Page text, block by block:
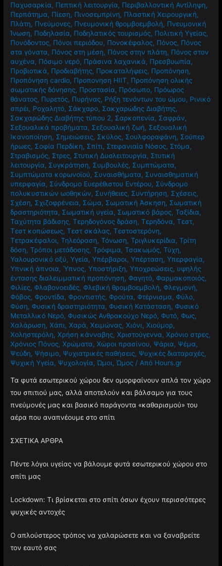
Παχυσαρκία, Πεπτική λειτουργία, Περιβαλλοντική Αντίληψη,
Περπάτημα, Πίεση, Πινοσεμπρίνη, Πλαστική Χειρουργική,
Πλάτη, Πνεύμονες, Πνευμονική θρομβοεμβολή, Πνευμονική
Ίνωση, Ποδηλασία, Ποδηλατικός τουρισμός, Πολιτική Υγείας,
Πονόδοντος, Πόνοι περιόδου, Πονοκέφαλος, Πόνος, Πόνος
στα γόνατα, Πόνος στη μέση, Πόνος στην πλάτη, Πόνος στον
αυχένα, Πόσιμο νερό, Πράσινα λαχανικά, Πρεσβυωπία,
Προβιοτικά, Προδιαβήτης, Προκαταλήψεις, Προπόνηση,
Προπόνηση cardio, Προπονηση HIIT, Προπόνηση ολικής
σωματικής δόνησης, Προστασία, Πρόσωπο, Πρόωρος
θάνατος, Πυρετός, Πυρήνας, Ρήξη τενόντων του ώμου, Ρινικό
σπρέι, Ροχαλητό, Σάκχαρο, Σακχαρώδης Διαβήτης,
Σακχαρώδης Διαβήτης τύπου 2, Σαρκοπενία, Σαφράν,
Σεξουαλικά προβήματα, Σεξουαλική ζωή, Σεξουαλική
Ικανοποίηση, Σημειώσεις, Σκύλος, Σουλφοραφάνη, Σούπερ
ήρωες, Σοφία Περδίκη, Σπίτι, Στεφανιαία Νόσος, Στόμα,
Στραβισμός, Στρες, Στυτική Δυσλειτουργία, Στυτική
λειτουργία, Συγκράτηση, Συμβουλές, Συμπτώματα,
Συμπτώματα κορωνοϊού, Συναισθήματα, Συναισθηματική
υπερφαγία, Σύνδρομο Ευερέθιστου Εντέρου, Σύνδρομο
πολυκυστικών ωοθηκών, Συνήθειες, Συντήρηση, Σχέσεις,
Σχέση, Σχιζοφρένεια, Σώμα, Σωματική Άσκηση, Σωματική
δραστηριότητα, Σωματική υγεία, Σωματικό βάρος,Ταξίδια,
Ταχύτητα βάδισης,Τερηδογόνος δράση,Τερηδόνα,Τεστ,
Τεστ κοπώσεως,Τεστ σκάλας,Τεστοστερόνη,
Τετρακέφαλοι,Τηλεόραση,Τόνωση,Τριγλυκερίδια,Τρίτη
δόση,Τρόποι μετάδοσης,Τρόφιμα,Τσακωμός,Τύχη,
Υαλουρονικό οξύ,Υγεία,Υπέρβαροι,Υπέρταση,Υπερφαγία,
Υπνική άπνοια,Ύπνος,Υποστήριξη,Υποχρεώσεις, υψηλής
έντασης διαλειμματική προπόνηση,Φαγητό,Φαρμακοποιός,
Φιλίες,Φλαβονοειδές,Φλεβική θρομβοεμβολή,Φλεγμονή,
Φόβος,Φροντίδα,Φροντιστής,Φρούτα,Φτέρνισμα,Φύλο,
Φύση,Φυσική δραστηριότητα,Φυσική Κατάσταση,Φυσικό
Μεταλλικό Νερό,Φυσικώς Ανθρακούχο Νερό,Φυτό,Φως,
Χαλάρωση,Χάπι,Χαρά,Χειμώνας,Χιόνι,Χιούμορ,
Χοληστερόλη,Χρήση κάνναβης,Χριστούγεννα,Χρόνιο στρες,
Χρόνιος Πόνος,Χρώματα,Χώροι πρασίνου, Ψάρια, Ψέμα,
Ψεύδη, Ψήσιμο, Ψυχιατρικές παθήσεις, Ψυχικές διαταραχές,
Ψυχική Υγεία, Ψυχολογία,Ώμοι,Ώμος / Από Hours.gr
Τα φυτά εσωτερικού χώρου δεν ομορφαίνουν απλά τον χώρο
του σπιτιού μας, αλλά αποτελούν και βάλσαμο για τους
πνεύμονές μας και βασικό παράγοντα «καθαρισμού» του
αέρα που αναπνέουμε στο σπίτι
ΣΧΕΤΙΚΑ ΑΡΘΡΑ
Πέντε λόγοι υγείας να βάλουμε φυτά εσωτερικού χώρου στο
σπίτι μας
Lockdown: Τι βρίσκεται στο σπίτι όσων έχουν περισσότερες
ψυχικές αντοχές
Ο απλούστερος τρόπος να χαλαρώσετε και να ξαναβρείτε
τον εαυτό σας